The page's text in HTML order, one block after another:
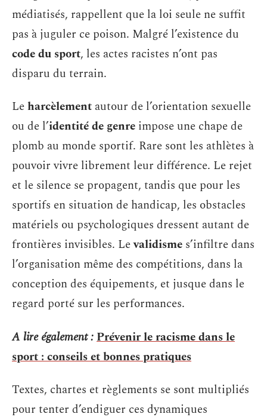
médiatisés, rappellent que la loi seule ne suffit
pas à juguler ce poison. Malgré l’existence du
code du sport, les actes racistes n’ont pas
disparu du terrain.
Leharcèlement autour de l’orientation sexuelle
ou de l’identité de genre impose une chape de
plomb au monde sportif. Rare sont les athlètes à
pouvoir vivre librement leur différence. Le rejet
et le silence se propagent, tandis que pour les
sportifs en situation de handicap, les obstacles
matériels ou psychologiques dressent autant de
frontières invisibles. Levalidisme s’infiltre dans
l’organisation même des compétitions, dans la
conception des équipements, et jusque dans le
regard porté sur les performances.
A lire également :Prévenir le racisme dans le
sport : conseils et bonnes pratiques
Textes, chartes et règlements se sont multipliés
pour tenter d’endiguer ces dynamiques